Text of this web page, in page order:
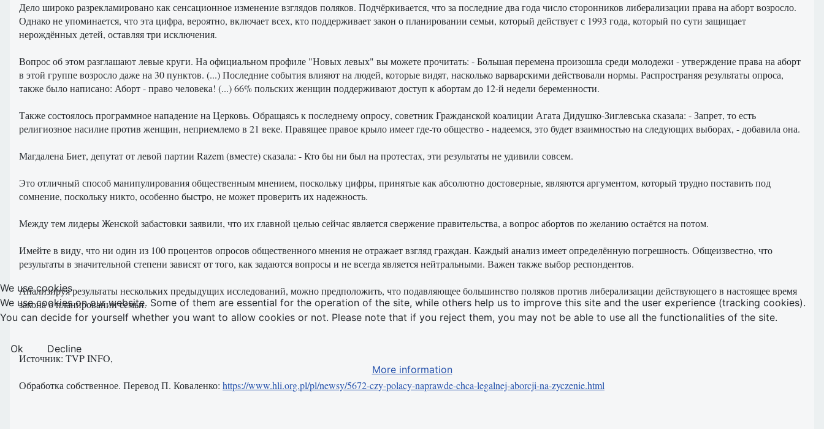
Дело широко разрекламировано как сенсационное изменение взглядов поляков. Подчёркивается, что за последние два года число сторонников либерализации права на аборт возросло.
Однако не упоминается, что эта цифра, вероятно, включает всех, кто поддерживает закон о планировании семьи, который действует с 1993 года, который по сути защищает
нерождённых детей, оставляя три исключения.
Вопрос об этом разглашают левые круги. На официальном профиле "Новых левых" вы можете прочитать: - Большая перемена произошла среди молодежи - утверждение права на аборт
в этой группе возросло даже на 30 пунктов. (...) Последние события влияют на людей, которые видят, насколько варварскими действовали нормы. Распространяя результаты опроса,
также было написано: Аборт - право человека! (...) 66% польских женщин поддерживают доступ к абортам до 12-й недели беременности.
Также состоялось программное нападение на Церковь. Обращаясь к последнему опросу, советник Гражданской коалиции Агата Дидушко-Зиглевська сказала: - Запрет, то есть
религиозное насилие против женщин, неприемлемо в 21 веке. Правящее правое крыло имеет где-то общество - надеемся, это будет взаимностью на следующих выборах, - добавила она.
Магдалена Биет, депутат от левой партии Razem (вместе) сказала: - Кто бы ни был на протестах, эти результаты не удивили совсем.
Это отличный способ манипулирования общественным мнением, поскольку цифры, принятые как абсолютно достоверные, являются аргументом, который трудно поставить под
сомнение, поскольку никто, особенно быстро, не может проверить их надежность.
Между тем лидеры Женской забастовки заявили, что их главной целью сейчас является свержение правительства, а вопрос абортов по желанию остаётся на потом.
Имейте в виду, что ни один из 100 процентов опросов общественного мнения не отражает взгляд граждан. Каждый анализ имеет определённую погрешность. Общеизвестно, что
результаты в значительной степени зависят от того, как задаются вопросы и не всегда является нейтральными. Важен также выбор респондентов.
Анализируя результаты нескольких предыдущих исследований, можно предположить, что подавляющее большинство поляков против либерализации действующего в настоящее время
закона о планировании семьи.
Источник: TVP INFO,
Обработка собственное. Перевод П. Коваленко: https://www.hli.org.pl/pl/newsy/5672-czy-polacy-naprawde-chca-legalnej-aborcji-na-zyczenie.html
We use cookies
We use cookies on our website. Some of them are essential for the operation of the site, while others help us to improve this site and the user experience (tracking cookies).
You can decide for yourself whether you want to allow cookies or not. Please note that if you reject them, you may not be able to use all the functionalities of the site.
Ok
Decline
More information